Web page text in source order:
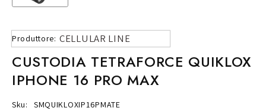
Produttore: CELLULAR LINE
CUSTODIA TETRAFORCE QUIKLOX
IPHONE 16 PRO MAX
Sku:
SMQUIKLOXIP16PMATE